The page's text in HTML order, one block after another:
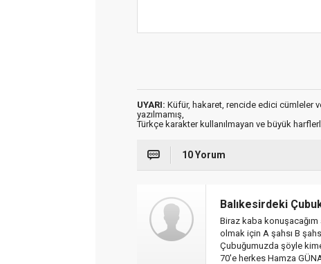
UYARI: Küfür, hakaret, rencide edici cümleler
yazılmamış,
Türkçe karakter kullanılmayan ve büyük
10 Yorum
Balıkesirdeki
Biraz kaba
olmak için A şahsı B
Çubuğumuzda şöyle
70'e herkes Hamza